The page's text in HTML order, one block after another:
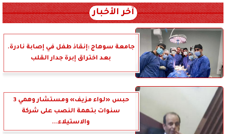
آخر الأخبار
جامعة سوهاج :إنقاذ طفل في إصابة نادرة.
بعد اختراق إبرة جدار القلب
حبس «لواء مزيف» ومستشار وهمي 3
سنوات بتهمة النصب على شركة
والاستيلاء...